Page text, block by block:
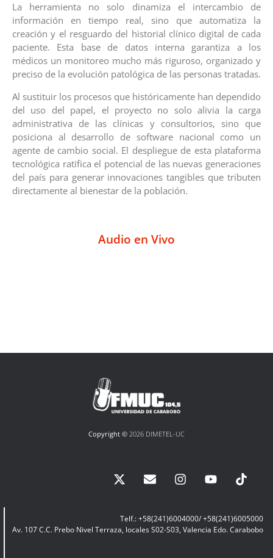
La herramienta no solo dinamiza el intercambio de
información en tiempo real, sino que automatiza la
creación y el resguardo del historial clínico digital de cada
paciente. Esta base de datos interna garantiza a los
médicos un monitoreo mucho más riguroso, organizado y
preciso de la evolución patológica de las personas tratadas.
Al sustituir los procesos que históricamente han dependido
del uso del papel, el proyecto no solo alivia la carga
administrativa de las clínicas y consultorios, sino que
posiciona al desarrollo de software nacional como un
agente de cambio social. El despliegue de esta plataforma
tecnológica ratifica el potencial de las nuevas generaciones
del país para generar innovaciones tangibles que tributen
directamente al bienestar de la población.
Audio en Vivo
Copyright © 2026 DIMETEL-UC
Telf.: +58(241)6004000/ +58(241)6005000
Av. 107 C.C. Prebo Nivel Terraza, locales S02-S03, Valencia Edo. Carabobo